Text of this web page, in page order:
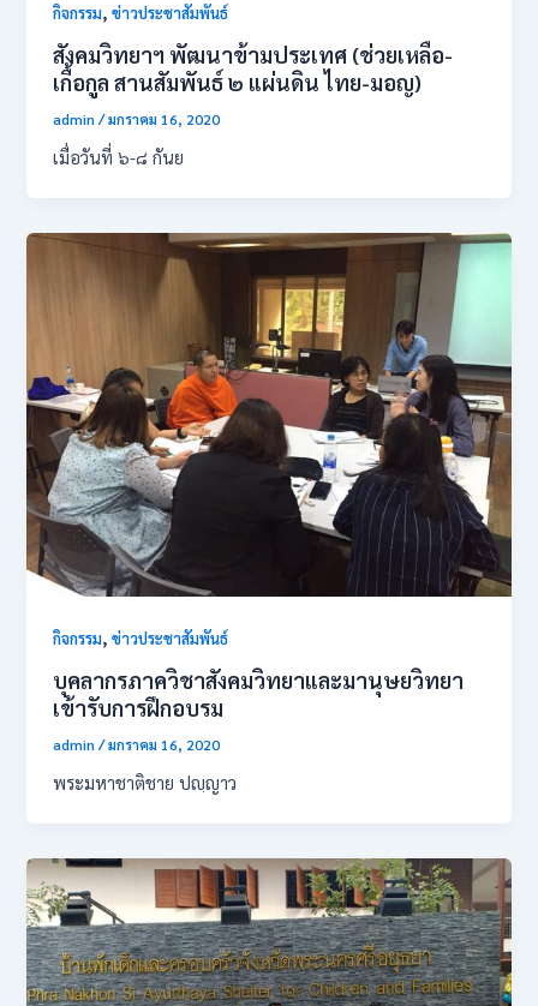
กิจกรรม,ข่าวประชาสัมพันธ์
สังคมวิทยาฯ พัฒนาข้ามประเทศ (ช่วยเหลือ-
เกื้อกูล สานสัมพันธ์ ๒ แผ่นดิน ไทย-มอญ)
admin/มกราคม 16, 2020
เมื่อวันที่ ๖-๘ กันย
กิจกรรม,ข่าวประชาสัมพันธ์
บุคลากรภาควิชาสังคมวิทยาและมานุษยวิทยา
เข้ารับการฝึกอบรม
admin/มกราคม 16, 2020
พระมหาชาติชาย ปญฺญาว